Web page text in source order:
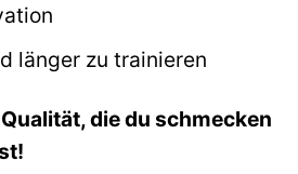
länger zu trainieren
die du schmecken